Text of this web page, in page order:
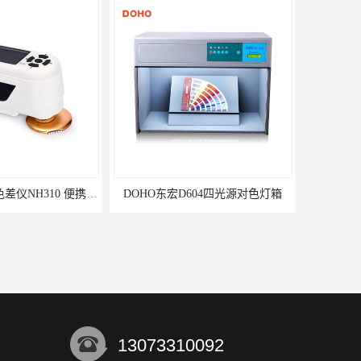
3nh三恩时电脑色差仪NH310 便携式精密色差仪 DOHO东宏D604四光源对色灯箱
13073310092